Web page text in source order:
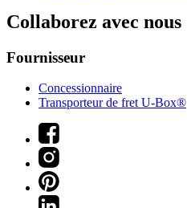
Collaborez avec nous
Fournisseur
Concessionnaire
Transporteur de fret U-Box®